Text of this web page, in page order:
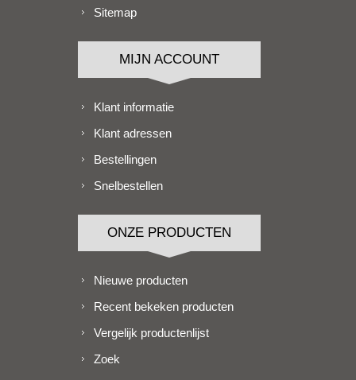
Sitemap
MIJN ACCOUNT
Klant informatie
Klant adressen
Bestellingen
Snelbestellen
ONZE PRODUCTEN
Nieuwe producten
Recent bekeken producten
Vergelijk productenlijst
Zoek